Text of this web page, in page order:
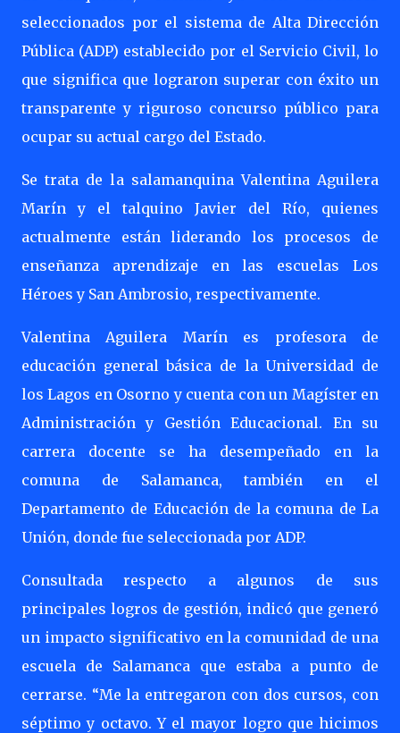
seleccionados por el sistema de Alta Dirección
Pública (ADP) establecido por el Servicio Civil, lo
que significa que lograron superar con éxito un
transparente y riguroso concurso público para
ocupar su actual cargo del Estado.
Se trata de la salamanquina Valentina Aguilera
Marín y el talquino Javier del Río, quienes
actualmente están liderando los procesos de
enseñanza aprendizaje en las escuelas Los
Héroes y San Ambrosio, respectivamente.
Valentina Aguilera Marín es profesora de
educación general básica de la Universidad de
los Lagos en Osorno y cuenta con un Magíster en
Administración y Gestión Educacional. En su
carrera docente se ha desempeñado en la
comuna de Salamanca, también en el
Departamento de Educación de la comuna de La
Unión, donde fue seleccionada por ADP.
Consultada respecto a algunos de sus
principales logros de gestión, indicó que generó
un impacto significativo en la comunidad de una
escuela de Salamanca que estaba a punto de
cerrarse. “Me la entregaron con dos cursos, con
séptimo y octavo. Y el mayor logro que hicimos